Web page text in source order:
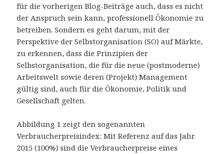
für die vorherigen Blog-Beiträge auch, dass es nicht
der Anspruch sein kann, professionell Ökonomie zu
betreiben. Sondern es geht darum, mit der
Perspektive der Selbstorganisation (SO) auf Märkte,
zu erkennen, dass die Prinzipien der
Selbstorganisation, die für die neue (postmoderne)
Arbeitswelt sowie deren (Projekt) Management
gültig sind, auch für die Ökonomie, Politik und
Gesellschaft gelten.
Abbildung 1 zeigt den sogenannten
Verbraucherpreisindex: Mit Referenz auf das Jahr
2015 (100%) sind die Verbraucherpreise eines